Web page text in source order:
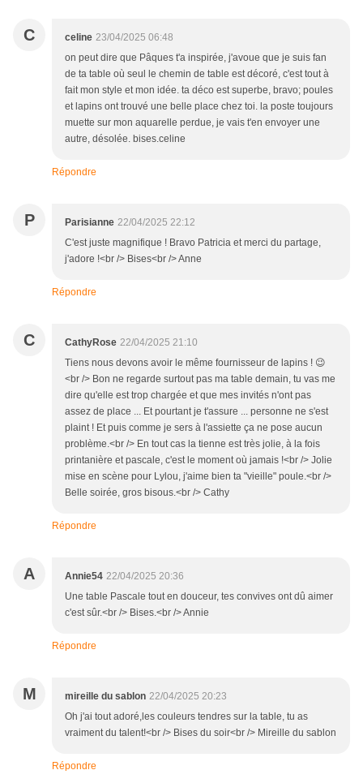
C celine 23/04/2025 06:48
on peut dire que Pâques t'a inspirée, j'avoue que je suis fan
de ta table où seul le chemin de table est décoré, c'est tout à
fait mon style et mon idée. ta déco est superbe, bravo; poules
et lapins ont trouvé une belle place chez toi. la poste toujours
muette sur mon aquarelle perdue, je vais t'en envoyer une
autre, désolée. bises.celine
Répondre
P Parisianne 22/04/2025 22:12
C'est juste magnifique ! Bravo Patricia et merci du partage,
j'adore !<br /> Bises<br /> Anne
Répondre
C CathyRose 22/04/2025 21:10
Tiens nous devons avoir le même fournisseur de lapins ! 😉
<br /> Bon ne regarde surtout pas ma table demain, tu vas me
dire qu'elle est trop chargée et que mes invités n'ont pas
assez de place ... Et pourtant je t'assure ... personne ne s'est
plaint ! Et puis comme je sers à l'assiette ça ne pose aucun
problème.<br /> En tout cas la tienne est très jolie, à la fois
printanière et pascale, c'est le moment où jamais !<br /> Jolie
mise en scène pour Lylou, j'aime bien ta "vieille" poule.<br />
Belle soirée, gros bisous.<br /> Cathy
Répondre
A Annie54 22/04/2025 20:36
Une table Pascale tout en douceur, tes convives ont dû aimer
c'est sûr.<br /> Bises.<br /> Annie
Répondre
M mireille du sablon 22/04/2025 20:23
Oh j'ai tout adoré,les couleurs tendres sur la table, tu as
vraiment du talent!<br /> Bises du soir<br /> Mireille du sablon
Répondre